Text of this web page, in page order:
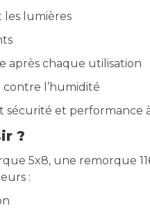
les lumières
après chaque utilisation
l’humidité
sécurité et performance
?
5x8, une remorque
: